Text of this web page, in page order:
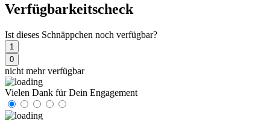
Verfügbarkeitscheck
Ist dieses Schnäppchen noch verfügbar?
1
0
nicht mehr verfügbar
Vielen Dank für Dein Engagement